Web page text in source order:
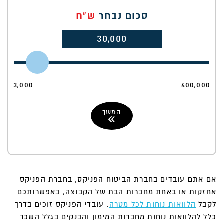
סכום נבחר ש"ח
30,000
3,000 400,000
המשך
אם אתם עובדים בחברת הביטוח הפניקס, בחברת הפניקס
אחזקות או באחת מחברות הבת של הקבוצה, באפשרותכם
לקבל הלוואות נוחות לכל מטרה . עובדי הפניקס זוכים בדרך
כלל להלוואות נוחות מחברות המימון והבנקים בגלל השכר